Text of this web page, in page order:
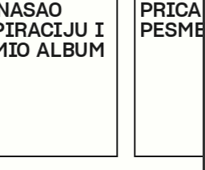
PRIČAM KROZ
PESME